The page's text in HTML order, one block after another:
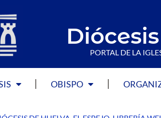
PORTAL DE LA
OBISPO